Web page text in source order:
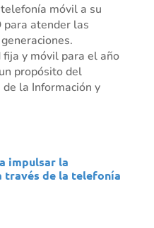
móvil a su
para atender las
y móvil para el año
propósito del
la Información y
impulsar la
través de la telefonía